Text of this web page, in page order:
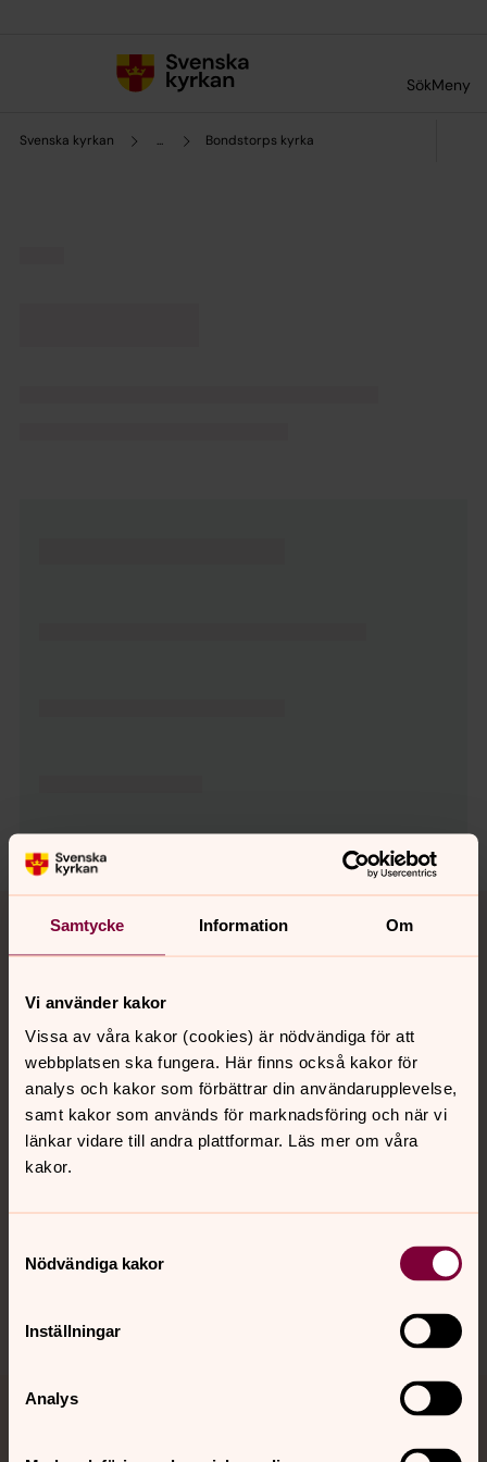
Samtycke Information Om
Vi använder kakor
Vissa av våra kakor (cookies) är nödvändiga för att
webbplatsen ska fungera. Här finns också kakor för
analys och kakor som förbättrar din användarupplevelse,
samt kakor som används för marknadsföring och när vi
länkar vidare till andra plattformar. Läs mer om våra
kakor.
Nödvändiga kakor
Inställningar
Analys
SökMeny
Svenska kyrkan ... Bondstorps kyrka
Tillbaka till toppen
Tillbaka till innehållet
Kontakt
Kalender
Hitta snabbt
Sociala kanaler